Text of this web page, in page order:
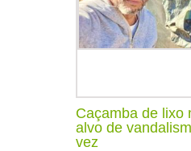
Caçamba de lixo
alvo de
vez